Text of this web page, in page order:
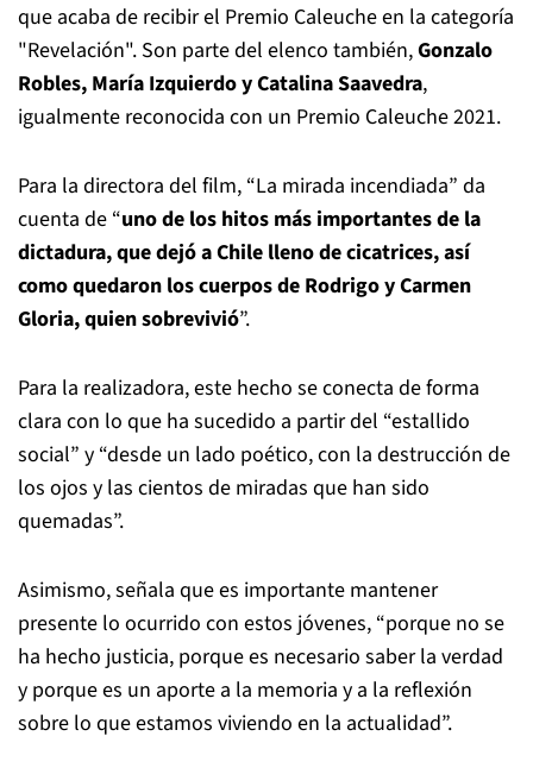
que acaba de recibir el Premio Caleuche en la categoría
"Revelación". Son parte del elenco también,Gonzalo
Robles, María Izquierdo y Catalina Saavedra,
igualmente reconocida con un Premio Caleuche 2021.
Para la directora del film, “La mirada incendiada” da
cuenta de “uno de los hitos más importantes de la
dictadura, que dejó a Chile lleno de cicatrices, así
como quedaron los cuerpos de Rodrigo y Carmen
Gloria, quien sobrevivió”.
Para la realizadora, este hecho se conecta de forma
clara con lo que ha sucedido a partir del “estallido
social” y “desde un lado poético, con la destrucción de
los ojos y las cientos de miradas que han sido
quemadas”.
Asimismo, señala que es importante mantener
presente lo ocurrido con estos jóvenes, “porque no se
ha hecho justicia, porque es necesario saber la verdad
y porque es un aporte a la memoria y a la reflexión
sobre lo que estamos viviendo en la actualidad”.